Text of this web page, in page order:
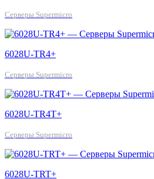
Серверы Supermicro
6028U-TR4+
Серверы Supermicro
6028U-TR4T+
Серверы Supermicro
6028U-TRT+